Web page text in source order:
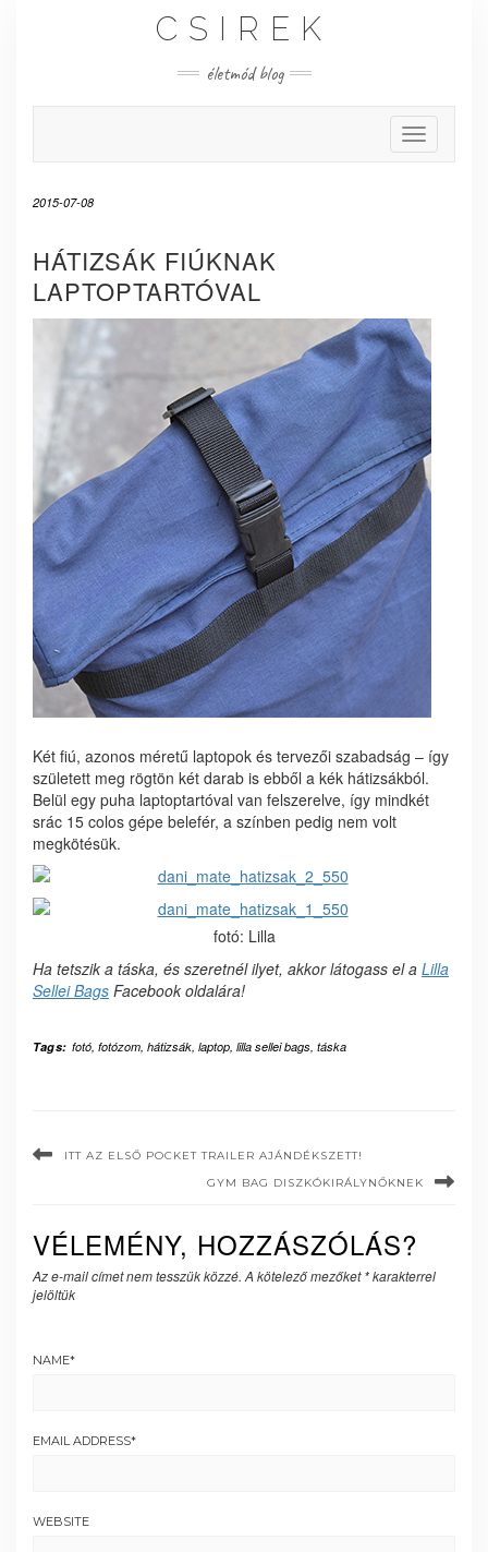
CSIREK
életmód blog
Toggle
2015-07-08
HÁTIZSÁK FIÚKNAK
LAPTOPTARTÓVAL
Két fiú, azonos méretű laptopok és tervezői szabadság – így
született meg rögtön két darab is ebből a kék hátizsákból.
Belül egy puha laptoptartóval van felszerelve, így mindkét
srác 15 colos gépe belefér, a színben pedig nem volt
megkötésük.
fotó: Lilla
Ha tetszik a táska, és szeretnél ilyet, akkor látogass el a Lilla
Sellei Bags Facebook oldalára!
Tags: fotó, fotózom, hátizsák, laptop, lilla sellei bags, táska
ITT AZ ELSŐ POCKET TRAILER AJÁNDÉKSZETT!
GYM BAG DISZKÓKIRÁLYNŐKNEK
VÉLEMÉNY, HOZZÁSZÓLÁS?
Az e-mail címet nem tesszük közzé. A kötelező mezőket*karakterrel
jelöltük
NAME*
EMAIL ADDRESS*
WEBSITE